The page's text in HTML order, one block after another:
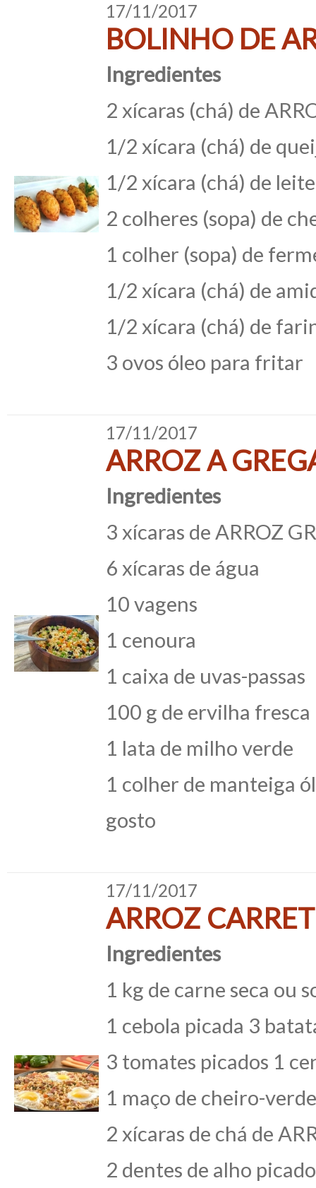
17/11/2017
BOLINHO DE
Ingredientes
2 xícaras (chá) de
1/2 xícara (chá) de
1/2 xícara (chá) de leite
2 colheres (sopa) de
1 colher (sopa) de
1/2 xícara (chá) de
1/2 xícara (chá) de
3 ovos óleo para fritar
17/11/2017
ARROZ A
Ingredientes
3 xícaras de ARROZ
6 xícaras de água
10 vagens
1 cenoura
1 caixa de uvas-passas
100 g de ervilha fresca
1 lata de milho verde
1 colher de manteiga
gosto
17/11/2017
ARROZ
Ingredientes
1 kg de carne seca ou
1 cebola picada 3
3 tomates picados 1
1 maço de cheiro-verde
2 xícaras de chá de
2 dentes de alho